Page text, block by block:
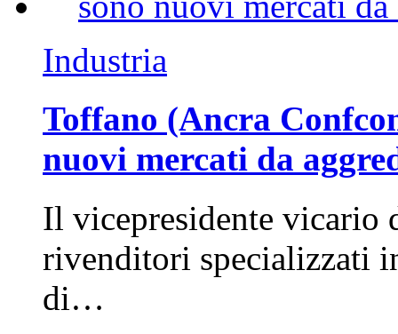
Industria
Toffano (Ancra
nuovi mercati da
Il vicepresidente vicario
rivenditori specializzati
di…